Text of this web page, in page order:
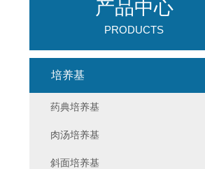
产品中心
PRODUCTS
培养基
药典培养基
肉汤培养基
斜面培养基